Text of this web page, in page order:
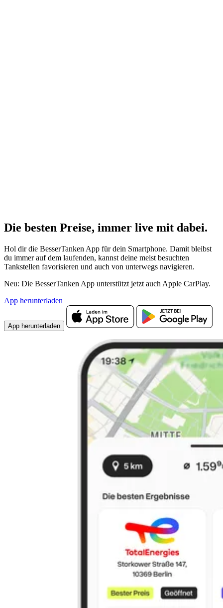
Die besten Preise, immer live mit dabei.
Hol dir die BesserTanken App für dein Smartphone. Damit bleibst
du immer auf dem laufenden, kannst deine meist besuchten
Tankstellen favorisieren und auch von unterwegs navigieren.
Neu: Die BesserTanken App unterstützt jetzt auch Apple CarPlay.
App herunterladen
App herunterladen